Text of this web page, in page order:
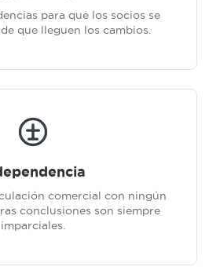
para que los socios se
que lleguen los cambios.
comercial con ningún
conclusiones son siempre
imparciales.